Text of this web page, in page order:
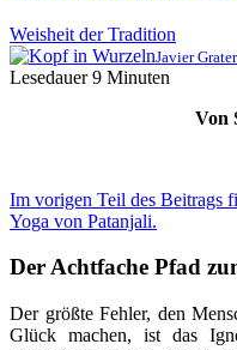
Weisheit der Tradition
Javier
Lesedauer 9 Minuten
Von
Im vorigen Teil des Beitrags
Yoga von Patanjali.
Der Achtfache Pfad
Der größte Fehler, den
Glück machen, ist das